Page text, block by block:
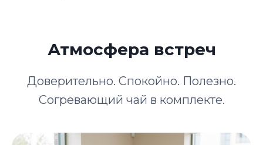
Атмосфера встреч
Доверительно. Спокойно. Полезно.
Согревающий чай в комплекте.